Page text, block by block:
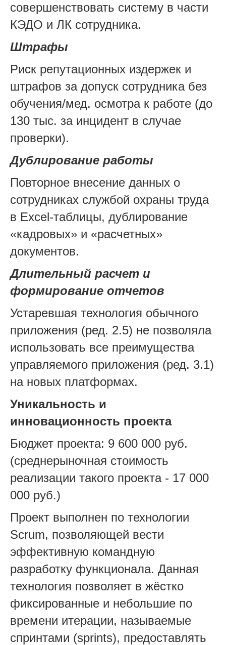
совершенствовать систему в части
КЭДО и ЛК сотрудника.
Штрафы
Риск репутационных издержек и
штрафов за допуск сотрудника без
обучения/мед. осмотра к работе (до
130 тыс. за инцидент в случае
проверки).
Дублирование работы
Повторное внесение данных о
сотрудниках службой охраны труда
в Excel-таблицы, дублирование
«кадровых» и «расчетных»
документов.
Длительный расчет и
формирование отчетов
Устаревшая технология обычного
приложения (ред. 2.5) не позволяла
использовать все преимущества
управляемого приложения (ред. 3.1)
на новых платформах.
Уникальность и
инновационность проекта
Бюджет проекта: 9 600 000 руб.
(среднерыночная стоимость
реализации такого проекта - 17 000
000 руб.)
Проект выполнен по технологии
Scrum, позволяющей вести
эффективную командную
разработку функционала. Данная
технология позволяет в жёстко
фиксированные и небольшие по
времени итерации, называемые
спринтами (sprints), предоставлять